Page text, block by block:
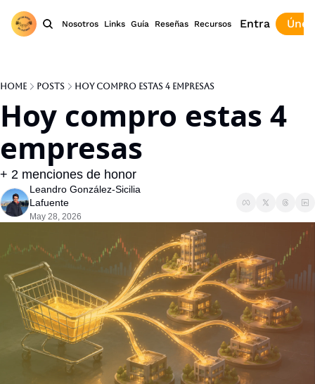
Nosotros Links Guía Reseñas Recursos Entra
Home Posts Hoy compro estas 4 empresas
Hoy compro estas 4
empresas
+ 2 menciones de honor
Leandro González-Sicilia
Lafuente
May 28, 2026